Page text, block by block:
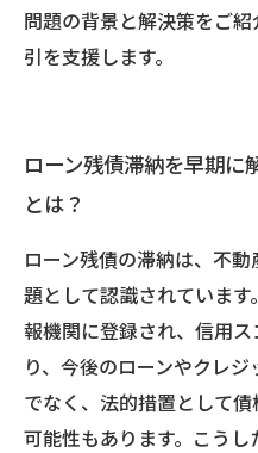
問題の背景と解決策をご
引を支援します。
ローン残債滞納を早期に
とは？
ローン残債の滞納は、不
題として認識されていま
報機関に登録され、信用
り、今後のローンやクレ
でなく、法的措置として
可能性もあります。こう